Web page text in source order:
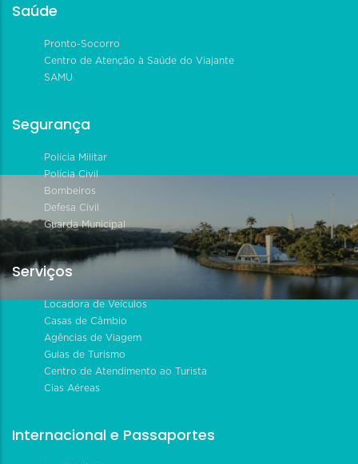
Saúde
Pronto-Socorro
Centro de Atenção à Saúde do Viajante
SAMU
Segurança
Polícia Militar
Polícia Civil
Bombeiros
Defesa Civil
Guarda Municipal
Serviços
Locadora de Veículos
Casas de Câmbio
Agências de Viagem
Guias de Turismo
Centro de Atendimento ao Turista
Cias Aéreas
Internacional e Passaportes